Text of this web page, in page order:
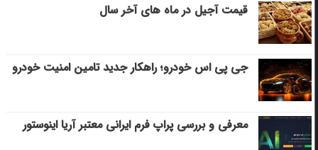
قیمت آجیل در ماه های آخر سال
جی پی اس خودرو؛ راهکار جدید تامین امنیت خودرو
معرفی و بررسی پراپ فرم ایرانی معتبر آریا اینوستور